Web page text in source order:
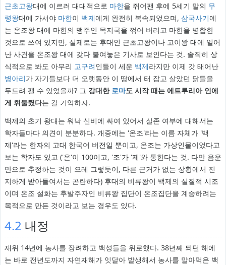
근초고왕대에 이르러 대대적으로 마한을 쥐어팬 후에 5세기 말의 무
령왕대에 가서야 마한이 백제에게 완전히 복속되었으며, 삼국사기에
는 온조왕 대에 마한의 맹주인 목지국을 꺾어 버리고 마한을 병합한
것으로 쓰여 있지만, 실제로는 후대인 근초고왕이나 고이왕 대에 일어
난 사건을 온조왕 대에 갖다 붙여놓은 기사로 보인다는 것. 솔직히 상
식적으로 봐도 아무리 고구려인들이 세운 백제라지만 이제 갓 태어난
병아리가 자기들보다 더 오랫동안 이 땅에서 터 잡고 살았던 닭들을
두드려 팰 수 있었을까? 그 강대한 로마도 시작 때는 에트루리아 인에
게 휘둘렸다는 걸 기억하자.
백제의 초기 왕대는 워낙 신비에 싸여 있어서 실존 여부에 대해서는
학자들마다 의견이 분분하다. 개중에는 '온조'라는 이름 자체가 '백
제'라는 한자의 고대 한국어 버전일 뿐이고, 온조는 가상인물이었다고
보는 학자도 있고 ('온'이 100이고, '조'가 '제'와 통한다는 것. 다만 음운
만으로 추정하는 것이 으레 그렇듯이, 다른 근거가 없는 상황에서 진
지하게 받아들여서는 곤란하다) 후대의 비류왕이 백제의 실질적 시조
이며 온조 설화는 후발주자인 비류왕 집단이 온조집단을 계승하려는
목적으로 만든 것이라고 보는 경우도 있다.
4.2 내정
재위 14년에 농사를 장려하고 백성들을 위로했다. 38년째 되던 해에
는 바로 전년도까지 자연재해가 잇달아 발생해서 농사를 말아먹은 백